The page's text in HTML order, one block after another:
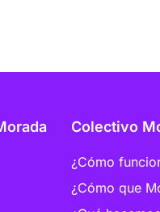
Colectivo
¿Cómo
¿Cómo que